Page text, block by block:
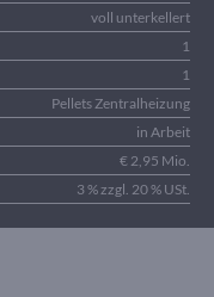
voll unterkellert
1
1
Pellets Zentralheizung
in Arbeit
€ 2,95 Mio.
3 % zzgl. 20 % USt.